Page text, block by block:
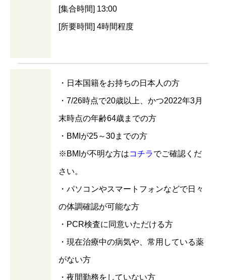
[集合時間] 13:00
[所要時間] 4時間程度
・日本国籍をお持ちの日本人の方
・7/26時点で20歳以上、かつ2022年3月
末時点の年齢64歳までの方
・BMIが25～30までの方
※BMIが不明な方はコチラでご確認くだ
さい。
・パソコンやスマートフォンなどで日々
の体調確認が可能な方
・PCR検査に同意いただける方
・現在治療中の病気や、常用している薬
がない方
・夜間勤務をしていない方